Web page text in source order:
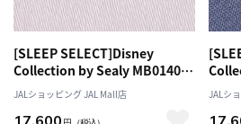
[SLEEP SELECT]Disney
Collection by Sealy MB0140
Box Sheets（ボックスシー
ツ）〔セミダブル〕 ペールピン
JALショッピング JAL Mall店
17,600
Box
ツ
JALシ